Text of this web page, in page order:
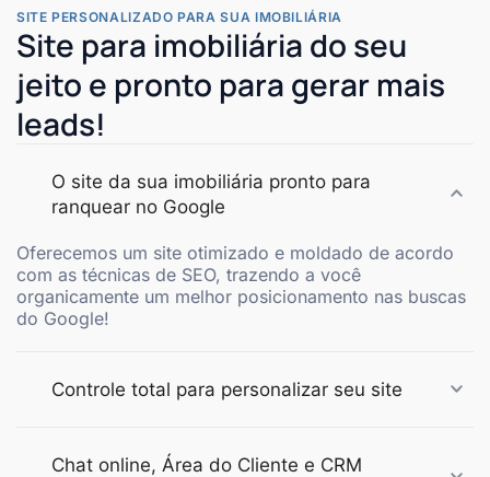
SITE PERSONALIZADO PARA SUA IMOBILIÁRIA
Site para imobiliária do seu
jeito e pronto para gerar mais
leads!
O site da sua imobiliária pronto para
ranquear no Google
Oferecemos um site otimizado e moldado de acordo
com as técnicas de SEO, trazendo a você
organicamente um melhor posicionamento nas buscas
do Google!
Controle total para personalizar seu site
Chat online, Área do Cliente e CRM